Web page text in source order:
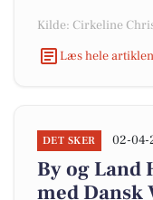
Kilde: Cirkeline
Læs hele
DET SKER 02-04-
By og Land
med Dansk